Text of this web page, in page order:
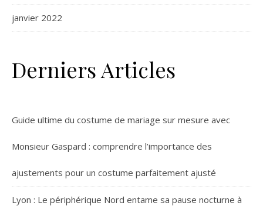
janvier 2022
Derniers Articles
Guide ultime du costume de mariage sur mesure avec
Monsieur Gaspard : comprendre l’importance des
ajustements pour un costume parfaitement ajusté
Lyon : Le périphérique Nord entame sa pause nocturne à